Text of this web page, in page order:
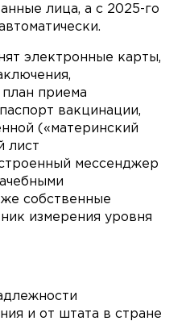
лица, а с 2025-го
электронные карты,
приема
вакцинации,
(«материнский
лист
мессенджер
собственные
измерения уровня
и от штата в стране